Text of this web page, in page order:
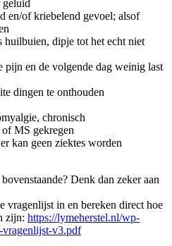
geluid
en/of kriebelend gevoel; alsof
huilbuien, dipje tot het echt niet
pijn en de volgende dag weinig last
dingen te onthouden
chronisch
MS gekregen
kan geen ziektes worden
Denk dan zeker aan
in en bereken direct hoe
zijn: https://lymeherstel.nl/wp-
vragenlijst-v3.pdf